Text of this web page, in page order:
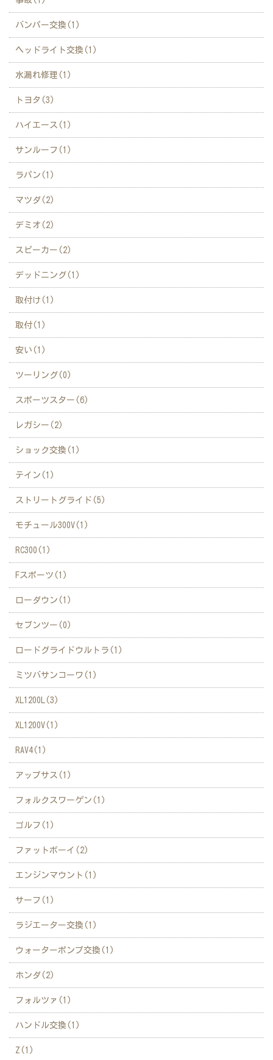
バンパー交換(1)
ヘッドライト交換(1)
水漏れ修理(1)
トヨタ(3)
ハイエース(1)
サンルーフ(1)
ラパン(1)
マツダ(2)
デミオ(2)
スピーカー(2)
デッドニング(1)
取付け(1)
取付(1)
安い(1)
ツーリング(0)
スポーツスター(6)
レガシー(2)
ショック交換(1)
テイン(1)
ストリートグライド(5)
モチュール300V(1)
RC300(1)
Fスポーツ(1)
ローダウン(1)
セブンツー(0)
ロードグライドウルトラ(1)
ミツバサンコーワ(1)
XL1200L(3)
XL1200V(1)
RAV4(1)
アップサス(1)
フォルクスワーゲン(1)
ゴルフ(1)
ファットボーイ(2)
エンジンマウント(1)
サーフ(1)
ラジエーター交換(1)
ウォーターポンプ交換(1)
ホンダ(2)
フォルツァ(1)
ハンドル交換(1)
Z(1)